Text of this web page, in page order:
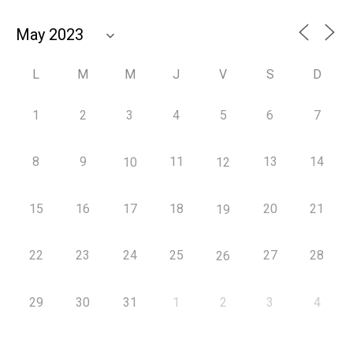
L M M J V S D
1 2 3 4 5 6 7
8 9 10 11 12 13 14
15 16 17 18 19 20 21
22 23 24 25 26 27 28
29 30 31 1 2 3 4